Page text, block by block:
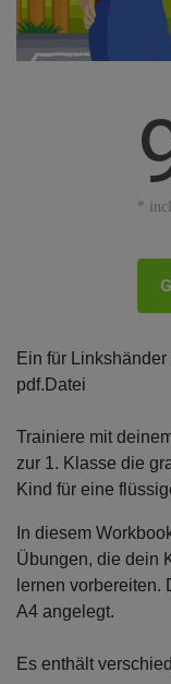
*
Ein für
pdf.Datei
Trainiere mit
zur 1. Klasse die
Kind für eine
In diesem
Übungen, die dein
lernen vorbereiten.
A4 angelegt.
Es enthält